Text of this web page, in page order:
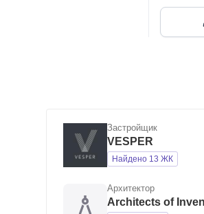
Застройщик
VESPER
Найдено 13 ЖК
Архитектор
Architects of